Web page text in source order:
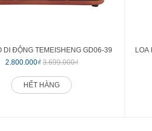
DI ĐỘNG TEMEISHENG GD06-39
2.800.000₫ 3.699.000₫
HẾT HÀNG
LOA